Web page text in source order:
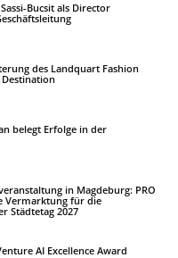
Bucsit als Director
des Landquart Fashion
belegt Erfolge in der
in Magdeburg: PRO
Vermarktung für die
Städtetag 2027
AI Excellence Award